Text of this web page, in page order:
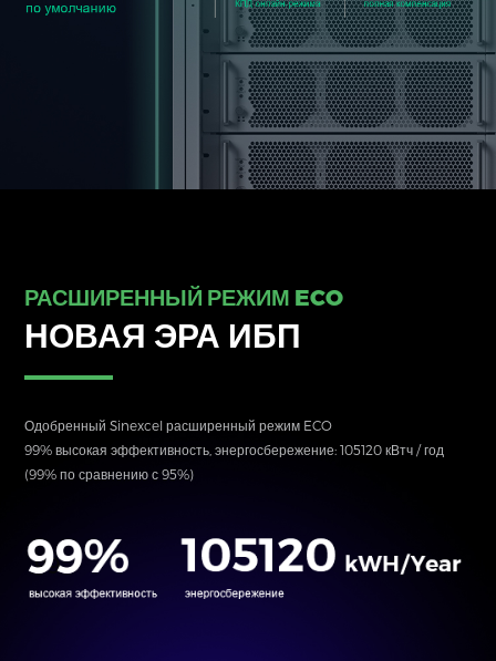
РАСШИРЕННЫЙ РЕЖИМ ECO
НОВАЯ ЭРА ИБП
Одобренный Sinexcel расширенный режим ECO
99% высокая эффективность, энергосбережение: 105120 кВтч / год
(99% по сравнению с 95%)